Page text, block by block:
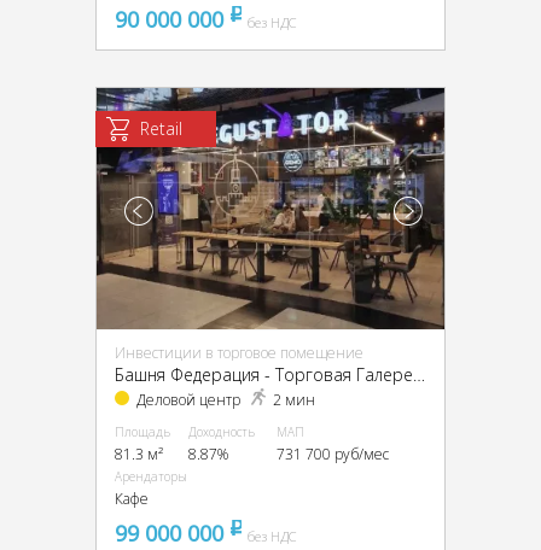
90 000 000 pуббез НДС
Retail
Инвестиции в торговое помещение
Башня Федерация - Торговая Галерея, ЦАО, г Москва, Пресненская наб, д 12
Деловой центр 2 мин
Площадь
81.3 м²
Доходность
8.87%
МАП
731 700 руб/мес
Арендаторы
Кафе
99 000 000 pуббез НДС